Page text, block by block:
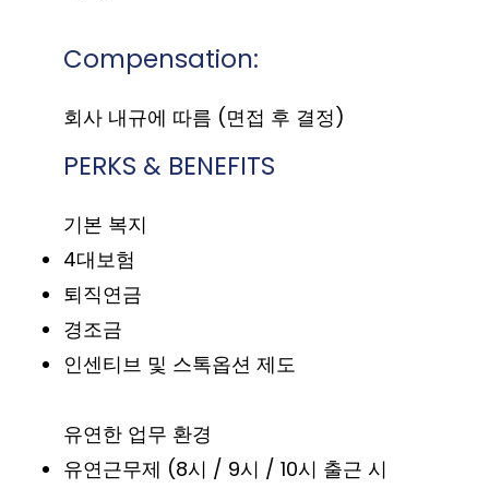
Compensation:
회사 내규에 따름 (면접 후 결정)
PERKS & BENEFITS
기본 복지
4대보험
퇴직연금
경조금
인센티브 및 스톡옵션 제도
유연한 업무 환경
유연근무제 (8시 / 9시 / 10시 출근 시